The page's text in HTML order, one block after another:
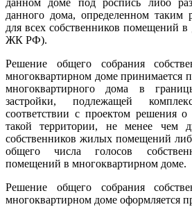
данного дома, определенном таким
для всех собственников помещений
ЖК РФ).
Решение общего собрания
многоквартирном доме принимается
многоквартирного дома в
застройки, подлежащей
соответствии с проектом решения о
такой территории, не менее чем
собственников жилых помещений
общего числа голосов
помещений в многоквартирном доме.
Решение общего собрания
многоквартирном доме оформляется